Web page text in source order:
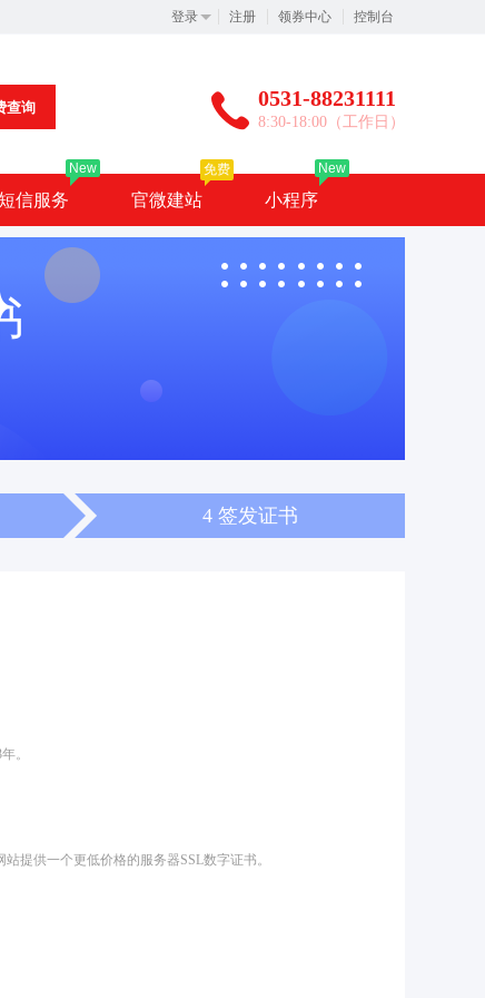
登录 注册 领券中心 控制台
查询 0531-88231111
8:30-18:00（工作日）
信服务
New
官微建站
免费
小程序
New
4 签发证书
。
提供一个更低价格的服务器SSL数字证书。